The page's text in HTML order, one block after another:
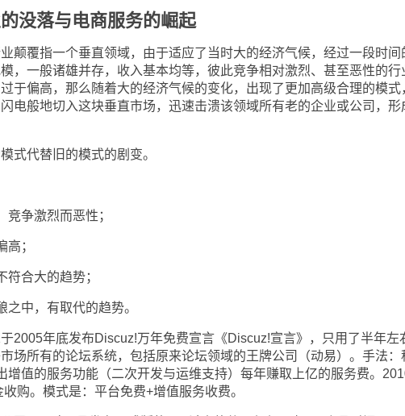
没落与电商服务的崛起
覆指一个垂直领域，由于适应了当时大的经济气候，经过一段时间
，一般诸雄并存，收入基本均等，彼此竞争相对激烈、甚至恶性的行
于偏高，那么随着大的经济气候的变化，出现了更加高级合理的模式
电般地切入这块垂直市场，迅速击溃该领域所有老的企业或公司，形
代替旧的模式的剧变。
争激烈而恶性；
；
合大的趋势；
中，有取代的趋势。
年底发布Discuz!万年免费宣言《Discuz!宣言》，只用了半年左
场所有的论坛系统，包括原来论坛领域的王牌公司（动易）。手法：
增值的服务功能（二次开发与运维支持）每年赚取上亿的服务费。
购。模式是：平台免费+增值服务收费。